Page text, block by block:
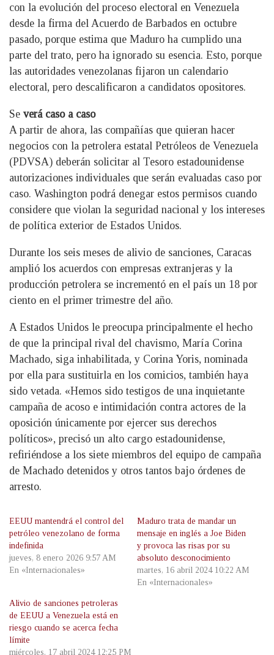
con la evolución del proceso electoral en Venezuela
desde la firma del Acuerdo de Barbados en octubre
pasado, porque estima que Maduro ha cumplido una
parte del trato, pero ha ignorado su esencia. Esto, porque
las autoridades venezolanas fijaron un calendario
electoral, pero descalificaron a candidatos opositores.
Se verá caso a caso
A partir de ahora, las compañías que quieran hacer
negocios con la petrolera estatal Petróleos de Venezuela
(PDVSA) deberán solicitar al Tesoro estadounidense
autorizaciones individuales que serán evaluadas caso por
caso. Washington podrá denegar estos permisos cuando
considere que violan la seguridad nacional y los intereses
de política exterior de Estados Unidos.
Durante los seis meses de alivio de sanciones, Caracas
amplió los acuerdos con empresas extranjeras y la
producción petrolera se incrementó en el país un 18 por
ciento en el primer trimestre del año.
A Estados Unidos le preocupa principalmente el hecho
de que la principal rival del chavismo, María Corina
Machado, siga inhabilitada, y Corina Yoris, nominada
por ella para sustituirla en los comicios, también haya
sido vetada. «Hemos sido testigos de una inquietante
campaña de acoso e intimidación contra actores de la
oposición únicamente por ejercer sus derechos
políticos», precisó un alto cargo estadounidense,
refiriéndose a los siete miembros del equipo de campaña
de Machado detenidos y otros tantos bajo órdenes de
arresto.
EEUU mantendrá el control del
petróleo venezolano de forma
indefinida
jueves, 8 enero 2026 9:57 AM
En «Internacionales»
Maduro trata de mandar un
mensaje en inglés a Joe Biden
y provoca las risas por su
absoluto desconocimiento
martes, 16 abril 2024 10:22 AM
En «Internacionales»
Alivio de sanciones petroleras
de EEUU a Venezuela está en
riesgo cuando se acerca fecha
límite
miércoles, 17 abril 2024 12:25 PM